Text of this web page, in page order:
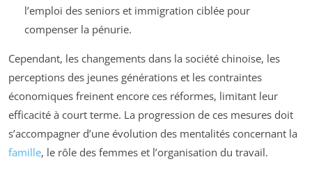
l’emploi des seniors et immigration ciblée pour
compenser la pénurie.
Cependant, les changements dans la société chinoise, les
perceptions des jeunes générations et les contraintes
économiques freinent encore ces réformes, limitant leur
efficacité à court terme. La progression de ces mesures doit
s’accompagner d’une évolution des mentalités concernant la
famille, le rôle des femmes et l’organisation du travail.